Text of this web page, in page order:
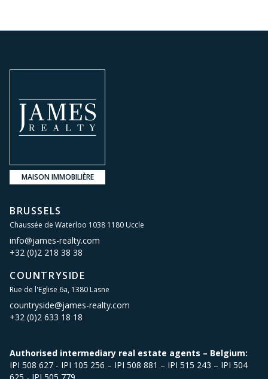
MAISON IMMOBILIÈRE
BRUSSELS
Chaussée de Waterloo 1038 1180 Uccle
info@james-realty.com
+32 (0)2 218 38 38
COUNTRYSIDE
Rue de l'Eglise 6a, 1380 Lasne
countryside@james-realty.com
+32 (0)2 633 18 18
Authorised intermediary real estate agents – Belgium:
IPI 508 627 - IPI 105 256 – IPI 508 881 – IPI 515 243 – IPI 504
625 - IPI 505 779